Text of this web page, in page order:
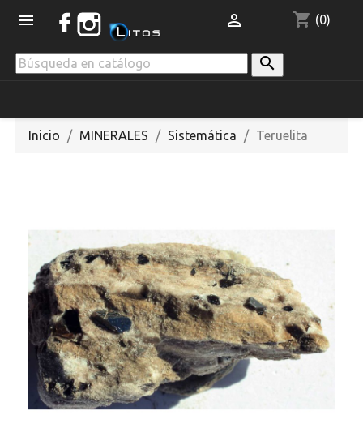
 shopping_cart (0)


Inicio MINERALES Sistemática Teruelita